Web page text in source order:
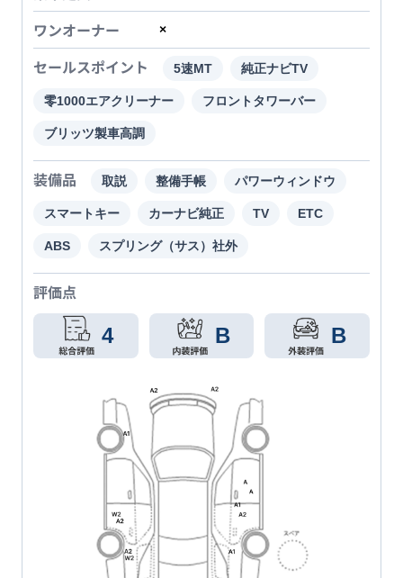
ワンオーナー ×
セールスポイント 5速MT 純正ナビTV
零1000エアクリーナー フロントタワーバー
ブリッツ製車高調
装備品 取説 整備手帳 パワーウィンドウ
スマートキー カーナビ純正 TV ETC
ABS スプリング（サス）社外
評価点
4 B B